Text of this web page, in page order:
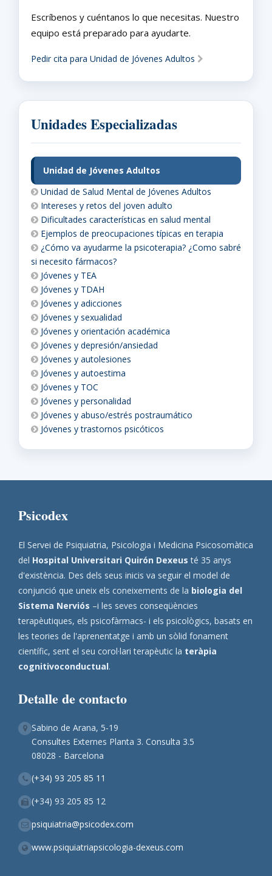
Escríbenos y cuéntanos lo que necesitas. Nuestro
equipo está preparado para ayudarte.
Pedir cita para Unidad de Jóvenes Adultos
Unidades Especializadas
Unidad de Jóvenes Adultos
Unidad de Salud Mental de Jóvenes Adultos
Intereses y retos del joven adulto
Dificultades características en salud mental
Ejemplos de preocupaciones típicas en terapia
¿Cómo va ayudarme la psicoterapia? ¿Como sabré
si necesito fármacos?
Jóvenes y TEA
Jóvenes y TDAH
Jóvenes y adicciones
Jóvenes y sexualidad
Jóvenes y orientación académica
Jóvenes y depresión/ansiedad
Jóvenes y autolesiones
Jóvenes y autoestima
Jóvenes y TOC
Jóvenes y personalidad
Jóvenes y abuso/estrés postraumático
Jóvenes y trastornos psicóticos
Psicodex
El Servei de Psiquiatria, Psicologia i Medicina Psicosomàtica
del Hospital Universitari Quirón Dexeus té 35 anys
d'existència. Des dels seus inicis va seguir el model de
conjunció que uneix els coneixements de la biologia del
Sistema Nerviós –i les seves conseqüències
terapèutiques, els psicofàrmacs- i els psicològics, basats en
les teories de l'aprenentatge i amb un sòlid fonament
científic, sent el seu corol·lari terapèutic la teràpia
cognitivoconductual.
Detalle de contacto
Sabino de Arana, 5-19
Consultes Externes Planta 3. Consulta 3.5
08028 - Barcelona
(+34) 93 205 85 11
(+34) 93 205 85 12
psiquiatria@psicodex.com
www.psiquiatriapsicologia-dexeus.com